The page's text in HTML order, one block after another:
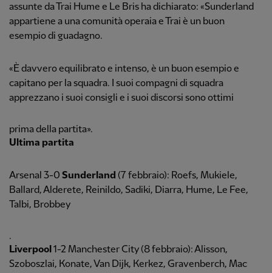
assunte da Trai Hume e Le Bris ha dichiarato: «Sunderland
appartiene a una comunità operaia e Trai è un buon
esempio di guadagno.
«È davvero equilibrato e intenso, è un buon esempio e
capitano per la squadra. I suoi compagni di squadra
apprezzano i suoi consigli e i suoi discorsi sono ottimi
prima della partita».
Ultima partita
Arsenal 3-0 Sunderland (7 febbraio): Roefs, Mukiele,
Ballard, Alderete, Reinildo, Sadiki, Diarra, Hume, Le Fee,
Talbi, Brobbey
.
Liverpool 1-2 Manchester City (8 febbraio): Alisson,
Szoboszlai, Konate, Van Dijk, Kerkez, Gravenberch, Mac